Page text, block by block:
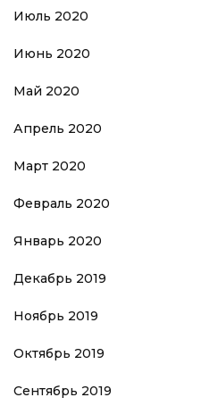
Июль 2020
Июнь 2020
Май 2020
Апрель 2020
Март 2020
Февраль 2020
Январь 2020
Декабрь 2019
Ноябрь 2019
Октябрь 2019
Сентябрь 2019